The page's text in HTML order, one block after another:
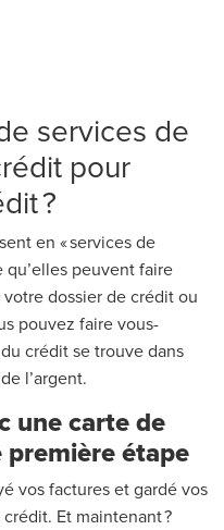
services de
pour
?
en « services de
qu’elles peuvent faire
dossier de crédit ou
pouvez faire vous-
crédit se trouve dans
l’argent.
une carte de
première étape
vos factures et gardé vos
Et maintenant ?